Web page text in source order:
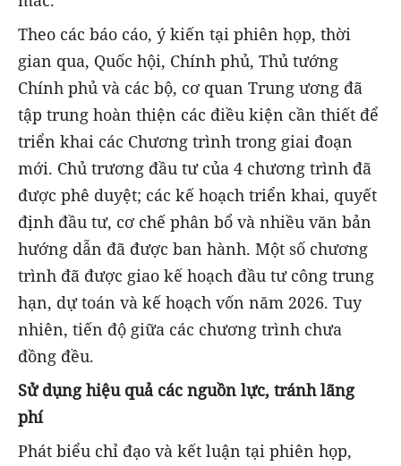
Theo các báo cáo, ý kiến tại phiên họp, thời
gian qua, Quốc hội, Chính phủ, Thủ tướng
Chính phủ và các bộ, cơ quan Trung ương đã
tập trung hoàn thiện các điều kiện cần thiết để
triển khai các Chương trình trong giai đoạn
mới. Chủ trương đầu tư của 4 chương trình đã
được phê duyệt; các kế hoạch triển khai, quyết
định đầu tư, cơ chế phân bổ và nhiều văn bản
hướng dẫn đã được ban hành. Một số chương
trình đã được giao kế hoạch đầu tư công trung
hạn, dự toán và kế hoạch vốn năm 2026. Tuy
nhiên, tiến độ giữa các chương trình chưa
đồng đều.
Sử dụng hiệu quả các nguồn lực, tránh lãng
phí
Phát biểu chỉ đạo và kết luận tại phiên họp,